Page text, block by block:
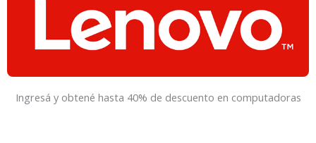
Ingresá y obtené hasta 40% de descuento en computadoras